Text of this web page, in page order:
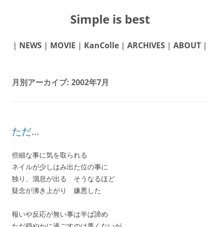
Simple is best
| NEWS | MOVIE | KanColle | ARCHIVES | ABOUT |
月別アーカイブ: 2002年7月
ただ…
些細な事に気を取られる
ネイルが少しはみ出た位の事に
独り、溜息が出る そうなるほど
疑念が沸き上がり 嫌悪した
報いや反応が無い事は半ば諦め